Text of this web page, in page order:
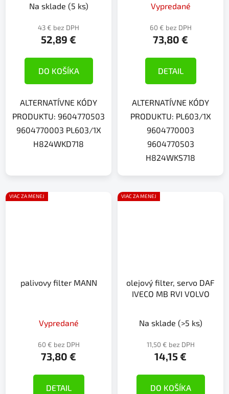
Na sklade (5 ks)
43 € bez DPH
52,89 €
DO KOŠÍKA
ALTERNATÍVNE KÓDY
PRODUKTU: 9604770503
9604770003 PL603/1X
H824WKD718
Vypredané
60 € bez DPH
73,80 €
DETAIL
ALTERNATÍVNE KÓDY
PRODUKTU: PL603/1X
9604770003
9604770503
H824WKS718
VIAC ZA MENEJ
palivovy filter MANN
Vypredané
60 € bez DPH
73,80 €
DETAIL
VIAC ZA MENEJ
olejový filter, servo DAF
IVECO MB RVI VOLVO
Na sklade (>5 ks)
11,50 € bez DPH
14,15 €
DO KOŠÍKA